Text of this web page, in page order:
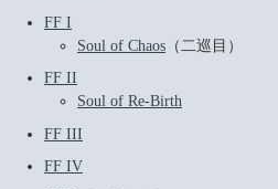
FF I
Soul of Chaos （二巡目）
FF II
Soul of Re-Birth
FF III
FF IV